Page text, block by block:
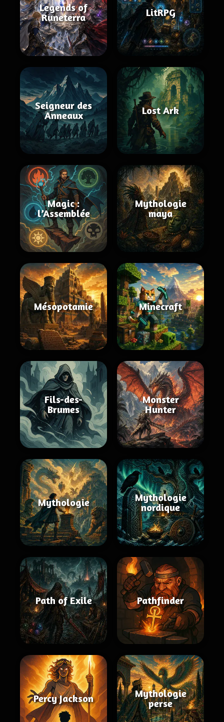
Legends of
Runeterra
LitRPG
Seigneur des
Anneaux
Lost Ark
Magic :
l’Assemblée
Mythologie
maya
Mésopotamie Minecraft
Fils-des-
Brumes
Monster
Hunter
Mythologie
Mythologie
nordique
Path of Exile Pathfinder
Percy Jackson
Mythologie
perse